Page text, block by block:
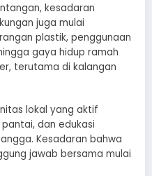
kesadaran
juga mulai
plastik, penggunaan
gaya hidup ramah
terutama di kalangan
lokal yang aktif
dan edukasi
Kesadaran bahwa
jawab bersama mulai